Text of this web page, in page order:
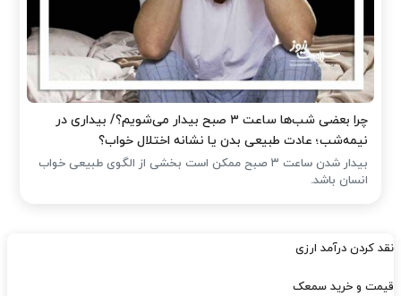
چرا بعضی شب‌ها ساعت ۳ صبح بیدار می‌شویم؟/ بیداری در
نیمه‌شب؛ عادت طبیعی بدن یا نشانه اختلال خواب؟
بیدار شدن ساعت ۳ صبح ممکن است بخشی از الگوی طبیعی خواب
انسان باشد.
نقد کردن درآمد ارزی
قیمت و خرید سمعک